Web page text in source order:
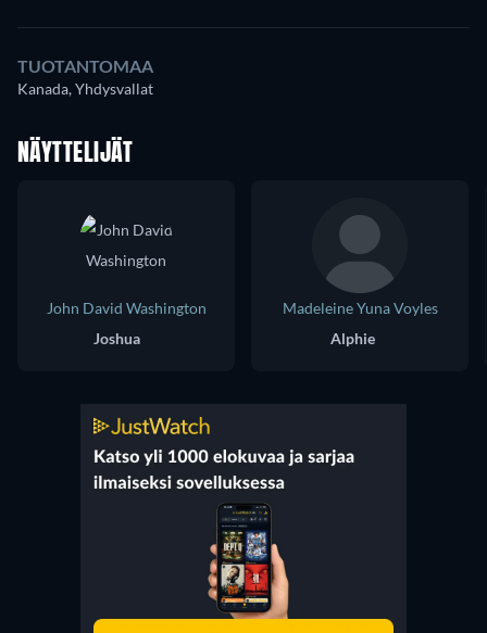
TUOTANTOMAA
Kanada, Yhdysvallat
NÄYTTELIJÄT
John David Washington
Joshua
Madeleine Yuna Voyles
Alphie